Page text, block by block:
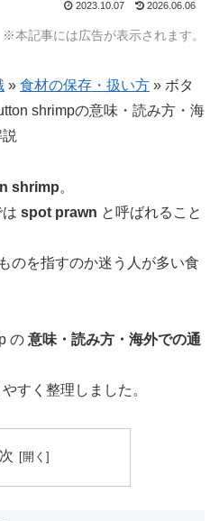
2023.10.07 2026.06.06
※本記事には広告が表示されます。
» 食材の保存・扱い方 » ボタ
shrimpの意味・読み方・海
shrimp。
spot prawn と呼ばれること
のを指すのか迷う人が多い食
の 意味・読み方・海外での通
すく整理しました。